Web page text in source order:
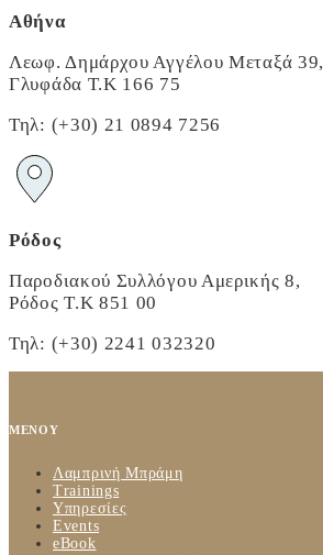
Αθήνα
Λεωφ. Δημάρχου Αγγέλου Μεταξά 39,
Γλυφάδα Τ.Κ 166 75
Τηλ: (+30) 21 0894 7256
Ρόδος
Παροδιακού Συλλόγου Αμερικής 8,
Ρόδος Τ.Κ 851 00
Τηλ: (+30) 2241 032320
ΜΕΝΟΥ
Λαμπρινή Μπράμη
Trainings
Υπηρεσίες
Events
eBook